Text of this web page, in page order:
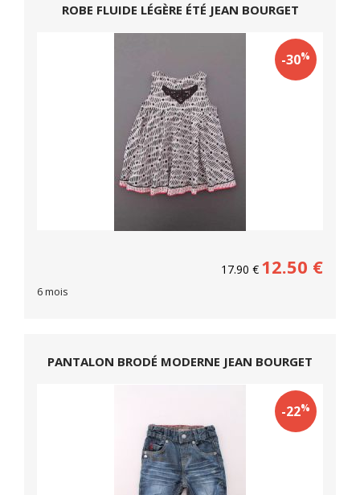
ROBE FLUIDE LÉGÈRE ÉTÉ JEAN BOURGET
-30%
17.90 € 12.50 €
6 mois
PANTALON BRODÉ MODERNE JEAN BOURGET
-22%